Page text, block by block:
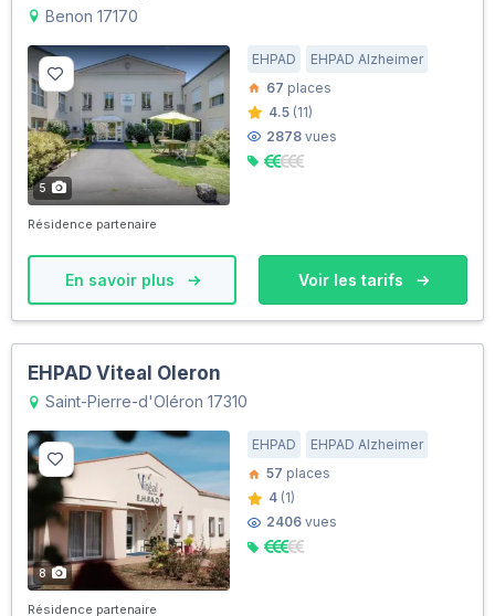
Benon 17170
5
EHPAD
EHPAD Alzheimer
67 places
4.5 (11)
2878 vues
Résidence partenaire
En savoir plus Voir les tarifs
EHPAD Viteal Oleron
Saint-Pierre-d'Oléron 17310
8
EHPAD
EHPAD Alzheimer
57 places
4 (1)
2406 vues
Résidence partenaire